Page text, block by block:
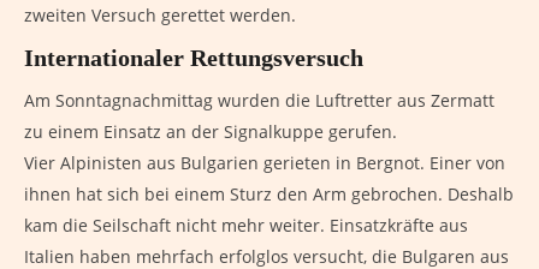
zweiten Versuch gerettet werden.
Internationaler Rettungsversuch
Am Sonntagnachmittag wurden die Luftretter aus Zermatt
zu einem Einsatz an der Signalkuppe gerufen.
Vier Alpinisten aus Bulgarien gerieten in Bergnot. Einer von
ihnen hat sich bei einem Sturz den Arm gebrochen. Deshalb
kam die Seilschaft nicht mehr weiter. Einsatzkräfte aus
Italien haben mehrfach erfolglos versucht, die Bulgaren aus